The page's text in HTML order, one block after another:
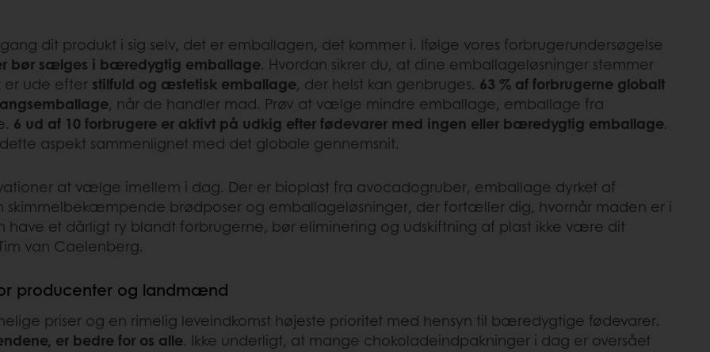
dit produkt i sig selv, det er emballagen, det kommer i. Ifølge vores forbrugerundersøgelse
bør sælges i bæredygtig emballage. Hvordan sikrer du, at dine emballageløsninger stemmer
er ude efter stilfuld og æstetisk emballage, der helst kan genbruges. 63 % af forbrugerne globalt
, når de handler mad. Prøv at vælge mindre emballage, emballage fra
6 ud af 10 forbrugere er aktivt på udkig efter fødevarer med ingen eller bæredygtig emballage.
aspekt sammenlignet med det globale gennemsnit.
at vælge imellem i dag. Der er bioplast fra avocadogruber, emballage dyrket af
skimmelbekæmpende brødposer og emballageløsninger, der fortæller dig, hvornår maden er i
have et dårligt ry blandt forbrugerne, bør eliminering og udskiftning af plast ikke være dit
van Caelenberg.
producenter og landmænd
priser og en rimelig leveindkomst højeste prioritet med hensyn til bæredygtige fødevarer.
er bedre for os alle. Ikke underligt, at mange chokoladeindpakninger i dag er oversået